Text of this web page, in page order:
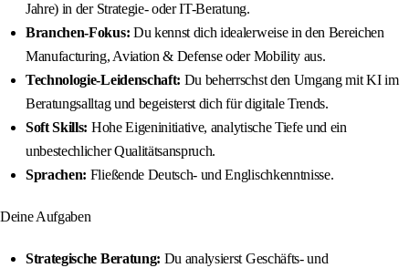
Jahre) in der Strategie- oder IT-Beratung.
Branchen-Fokus: Du kennst dich idealerweise in den Bereichen
Manufacturing, Aviation & Defense oder Mobility aus.
Technologie-Leidenschaft: Du beherrschst den Umgang mit KI im
Beratungsalltag und begeisterst dich für digitale Trends.
Soft Skills: Hohe Eigeninitiative, analytische Tiefe und ein
unbestechlicher Qualitätsanspruch.
Sprachen: Fließende Deutsch- und Englischkenntnisse.
Deine Aufgaben
Strategische Beratung: Du analysierst Geschäfts- und